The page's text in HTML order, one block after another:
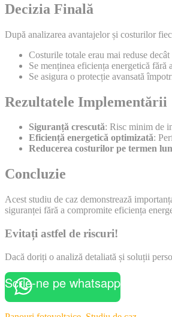
Decizia Finală
După analizarea avantajelor și costurilor
Costurile totale erau mai reduse
Se menținea eficiența energetică fără
Se asigura o protecție avansată
Rezultatele Implementării
Siguranță crescută: Risc minim de
Eficiență energetică optimizată:
Reducerea costurilor pe termen
Concluzie
Acest studiu de caz demonstrează
siguranței fără a compromite eficiența
Evitați astfel de riscuri!
Dacă doriți o analiză detaliată și soluții
Scrie-ne pe whatsapp